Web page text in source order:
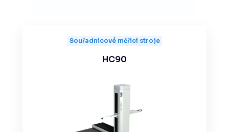
Souřadnicové měřicí stroje
HC90